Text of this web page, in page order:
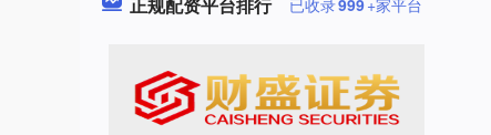
已收录999+家平台